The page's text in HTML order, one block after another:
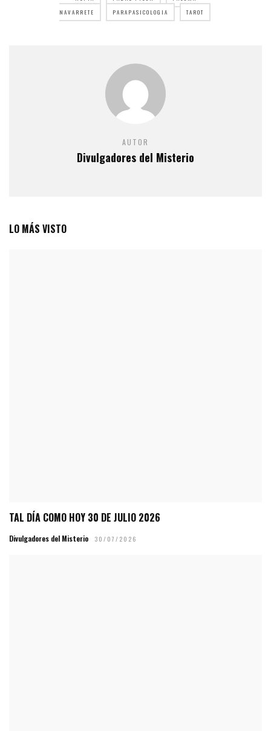
NAVARRETE
PARAPASICOLOGIA TAROT
AUTOR
Divulgadores del Misterio
LO MÁS VISTO
TAL DÍA COMO HOY 30 DE JULIO 2026
Divulgadores del Misterio 30/07/2026